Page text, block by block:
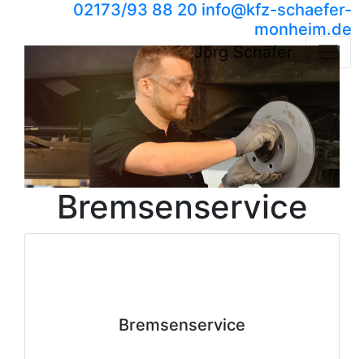
02173/93 88 20 info​@kfz-schaefer-
monheim.de
Jörg Schäfer
Bremsenservice
Bremsenservice